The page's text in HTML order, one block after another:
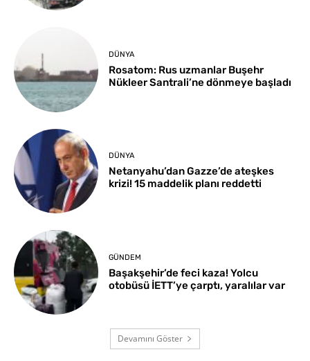
DÜNYA
Rosatom: Rus uzmanlar Buşehr
Nükleer Santrali’ne dönmeye başladı
DÜNYA
Netanyahu’dan Gazze’de ateşkes
krizi! 15 maddelik planı reddetti
GÜNDEM
Başakşehir’de feci kaza! Yolcu
otobüsü İETT’ye çarptı, yaralılar var
Devamını Göster